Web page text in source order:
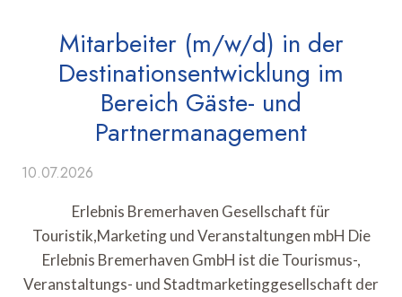
Mitarbeiter (m/w/d) in der
Destinationsentwicklung im
Bereich Gäste- und
Partnermanagement
10.07.2026
Erlebnis Bremerhaven Gesellschaft für
Touristik,Marketing und Veranstaltungen mbH Die
Erlebnis Bremerhaven GmbH ist die Tourismus-,
Veranstaltungs- und Stadtmarketinggesellschaft der